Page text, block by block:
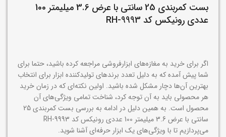
بست کمربندی 25 سانتی با عرض 3.6 میلیمتر 100
عددی رونیکس کد RH-9993
اگر برای خرید به مغازه‌های ابزارفروشی مراجعه کرده باشید، حتما برای
شما پیش آمده که به دلیل تعدد برندهای تولیدکننده ابزار برای انتخاب
بهترین آن‌ها دچار مشکل شده باشید. اولین نکته‌ای که در زمان خرید
هر محصولی باید به آن توجه کرد، شناخت تمامی ویژگی‌های آن
محصول است. به همین دلیل در ادامه به بررسی بست کمربندی 25
سانتی با عرض 3.6 میلیمتر 100 عددی رونیکس کد RH-9993
می‌پردازیم تا با ویژگی‌های یک ابزار حرفه‌ای آشنا شوید.